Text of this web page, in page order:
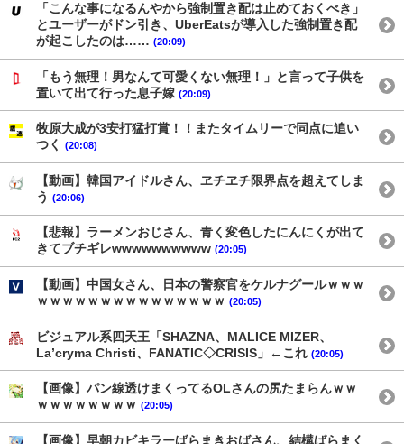
「こんな事になるんやから強制置き配は止めておくべき」
とユーザーがドン引き、UberEatsが導入した強制置き配
が起こしたのは…… (20:09)
「もう無理！男なんて可愛くない無理！」と言って子供を
置いて出て行った息子嫁 (20:09)
牧原大成が3安打猛打賞！！またタイムリーで同点に追い
つく
(20:08)
【動画】韓国アイドルさん、ヱチヱチ限界点を超えてしま
う (20:06)
【悲報】ラーメンおじさん、青く変色したにんにくが出て
きてブチギレwwwwwwwwww (20:05)
【動画】中国女さん、日本の警察官をケルナグールｗｗｗ
ｗｗｗｗｗｗｗｗｗｗｗｗｗｗｗ (20:05)
ビジュアル系四天王「SHAZNA、MALICE MIZER、
La’cryma Christi、FANATIC◇CRISIS」←これ (20:05)
【画像】パン線透けまくってるOLさんの尻たまらんｗｗ
ｗｗｗｗｗｗｗｗ (20:05)
【画像】早朝カビキラーばらまきおばさん、結構ばらまく